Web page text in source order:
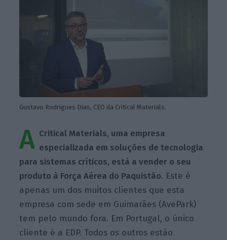
Gustavo Rodrigues Dias, CEO da Critical Materials.
A Critical Materials, uma empresa
especializada em soluções de tecnologia
para sistemas críticos, está a vender o seu
produto à Força Aérea do Paquistão. Este é
apenas um dos muitos clientes que esta
empresa com sede em Guimarães (AvePark)
tem pelo mundo fora. Em Portugal, o único
cliente é a EDP. Todos os outros estão